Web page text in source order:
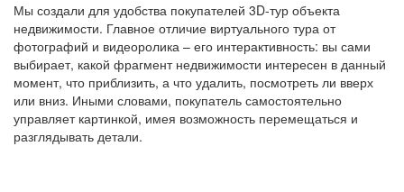
Мы создали для удобства покупателей 3D-тур объекта
недвижимости. Главное отличие виртуального тура от
фотографий и видеоролика – его интерактивность: вы сами
выбирает, какой фрагмент недвижимости интересен в данный
момент, что приблизить, а что удалить, посмотреть ли вверх
или вниз. Иными словами, покупатель самостоятельно
управляет картинкой, имея возможность перемещаться и
разглядывать детали.